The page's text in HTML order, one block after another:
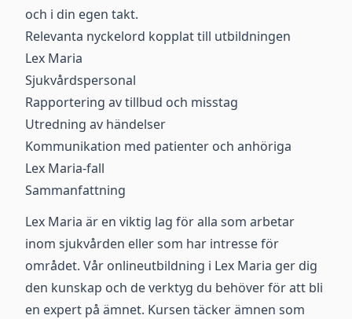
och i din egen takt.
Relevanta nyckelord kopplat till utbildningen
Lex Maria
Sjukvårdspersonal
Rapportering av tillbud och misstag
Utredning av händelser
Kommunikation med patienter och anhöriga
Lex Maria-fall
Sammanfattning
Lex Maria är en viktig lag för alla som arbetar
inom sjukvården eller som har intresse för
området. Vår onlineutbildning i Lex Maria ger dig
den kunskap och de verktyg du behöver för att bli
en expert på ämnet. Kursen täcker ämnen som